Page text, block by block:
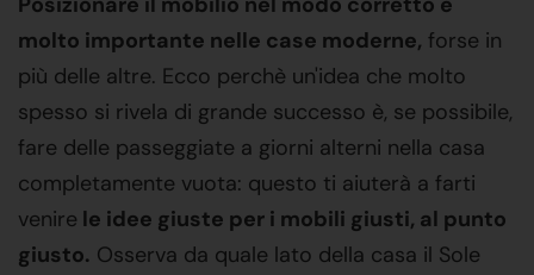
molto importante nelle case moderne, forse in
più delle altre. Ecco perchè un'idea che molto
spesso si rivela di grande successo è, se possibile,
fare delle passeggiate a giorni alterni nella casa
completamente vuota: questo ti aiuterà a farti
venire le idee giuste per i mobili giusti, al punto
giusto. Osserva da quale lato della casa il Sole